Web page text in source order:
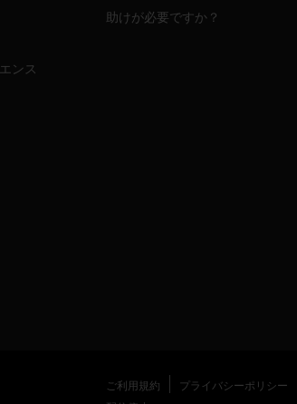
ンス
助けが必要ですか？
ご利用規約 プライバシーポリシー